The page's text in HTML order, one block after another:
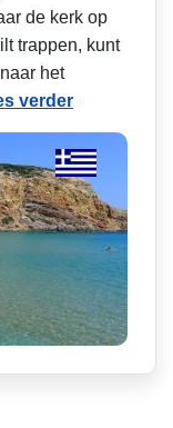
de kerk op
trappen, kunt
het
verder